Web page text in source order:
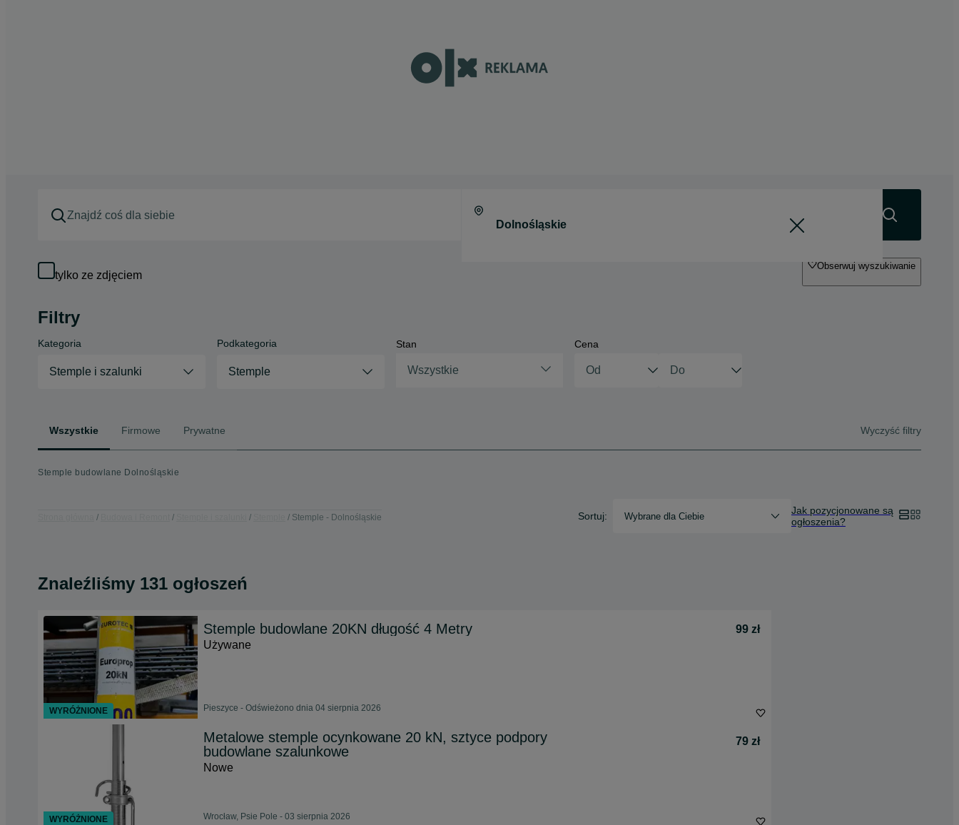
tylko ze zdjęciem
Obserwuj wyszukiwanie
Filtry
Kategoria
Stemple i szalunki
Podkategoria
Stemple
Stan
Wszystkie
Cena
Wszystkie Firmowe Prywatne Wyczyść filtry
Stemple budowlane Dolnośląskie
Stemple - Dolnośląskie Sortuj: Wybrane dla Ciebie
Jak pozycjonowane są
ogłoszenia?
Znaleźliśmy 131 ogłoszeń
Stemple budowlane 20KN długość 4 Metry
99 zł
Używane
Pieszyce - Odświeżono dnia 04 sierpnia 2026
Metalowe stemple ocynkowane 20 kN, sztyce podpory
budowlane szalunkowe
79 zł
Nowe
Wrocław, Psie Pole - 03 sierpnia 2026
WYRÓŻNIONE
WYRÓŻNIONE